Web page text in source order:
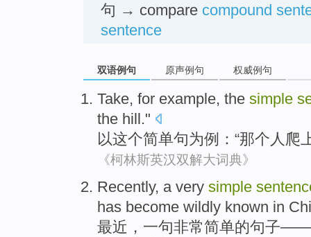
句 → compare compound
sentence
双语例句 原声例句 权威例句
Take, for example, the simple
the hill ."
以这个简单句为例 ：“那个人爬
《柯林斯英汉双解大词典》
Recently, a very simple
has become wildly known in
最近 ， 一句非常简单的句子